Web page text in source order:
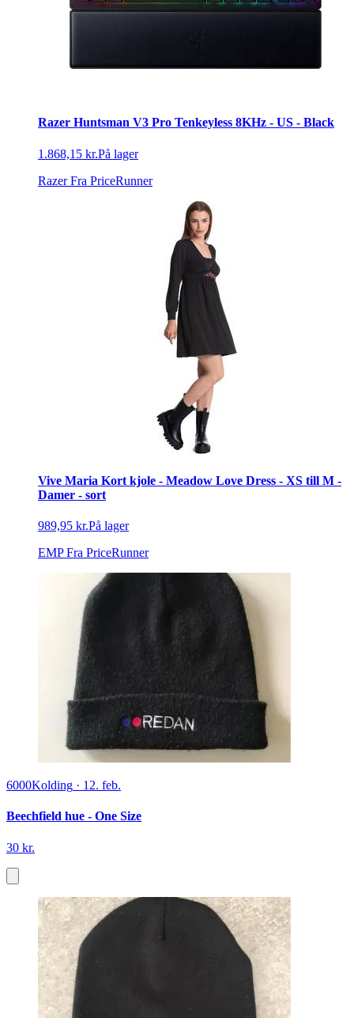
Razer Huntsman V3 Pro Tenkeyless 8KHz - US - Black
1.868,15 kr.På lager
Razer Fra PriceRunner
Vive Maria Kort kjole - Meadow Love Dress - XS till M -
Damer - sort
989,95 kr.På lager
EMP Fra PriceRunner
6000Kolding · 12. feb.
Beechfield hue - One Size
30 kr.